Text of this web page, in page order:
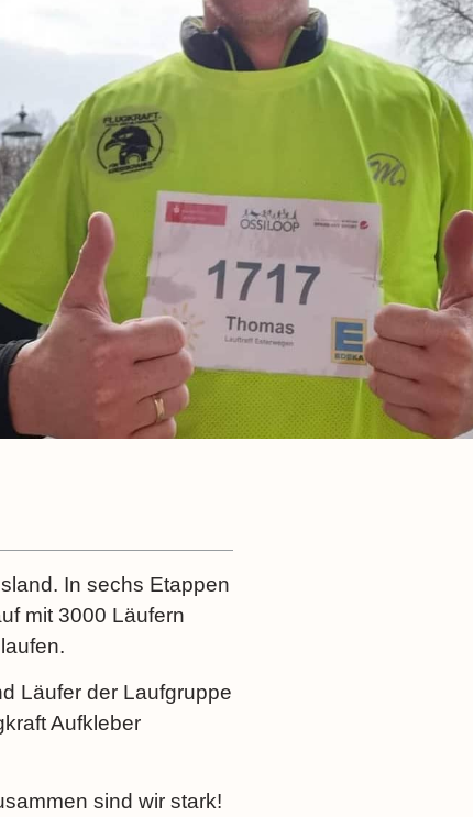
In sechs Etappen
mit 3000 Läufern
Läufer der Laufgruppe
Aufkleber
sind wir stark!